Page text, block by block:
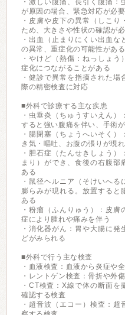
・激しい腹痛、長引く腹痛
が原因の場合、緊急対応が必
・皮膚や皮下の異常（しこ
ため、大きさや性状の確認が
・出血（止まりにくい出血
の異常、重症化の可能性がある
・やけど（熱傷：ねっしょ
症化につながることがある
・健診で異常を指摘された
際の精密検査に対応
■外科で診療する主な疾患
・虫垂炎（ちゅうすいえん
すると強い腹痛を伴い、手術
・腸閉塞（ちょうへいそく
き気・嘔吐、お腹の張りが現
・胆石症（たんせきしょう）
まり）ができ、食後の右腹部
ある
・鼠径ヘルニア（そけいへる
膨らみが現れる。放置すると
ある
・粉瘤（ふんりゅう）：皮
症により腫れや痛みを伴う
・消化器がん：胃や大腸に
どがみられる
■外科で行う主な検査
・血液検査：血液から炎症や
・レントゲン検査：骨折や外
・CT検査：X線で体の断面を
確認する検査
・超音波（エコー）検査：